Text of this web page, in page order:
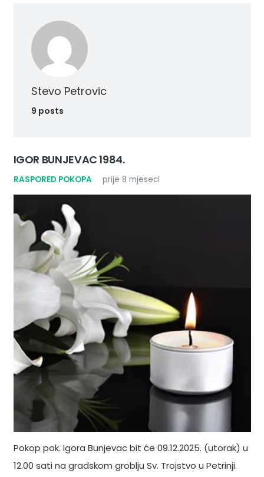
Stevo Petrovic
9 posts
IGOR BUNJEVAC 1984.
RASPORED POKOPA prije 8 mjeseci
Pokop pok. Igora Bunjevac bit će 09.12.2025. (utorak) u
12.00 sati na gradskom groblju Sv. Trojstvo u Petrinji.